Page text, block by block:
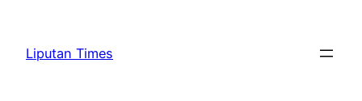
content
Liputan Times